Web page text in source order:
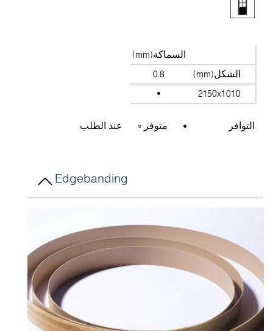
السماكة(mm)
الشكل(mm)
0.8
2150x1010
التوافر متوفر عند الطلب
Edgebanding